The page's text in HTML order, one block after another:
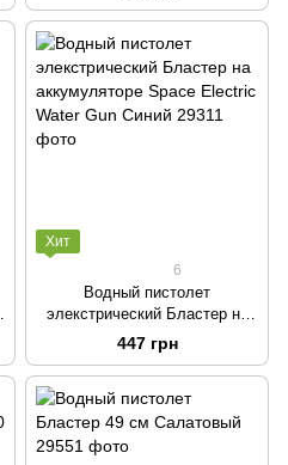
Хит
6
Водный пистолет
элекстрический Бластер на
аккумуляторе Space Electric
Water Gun Синий
447 грн